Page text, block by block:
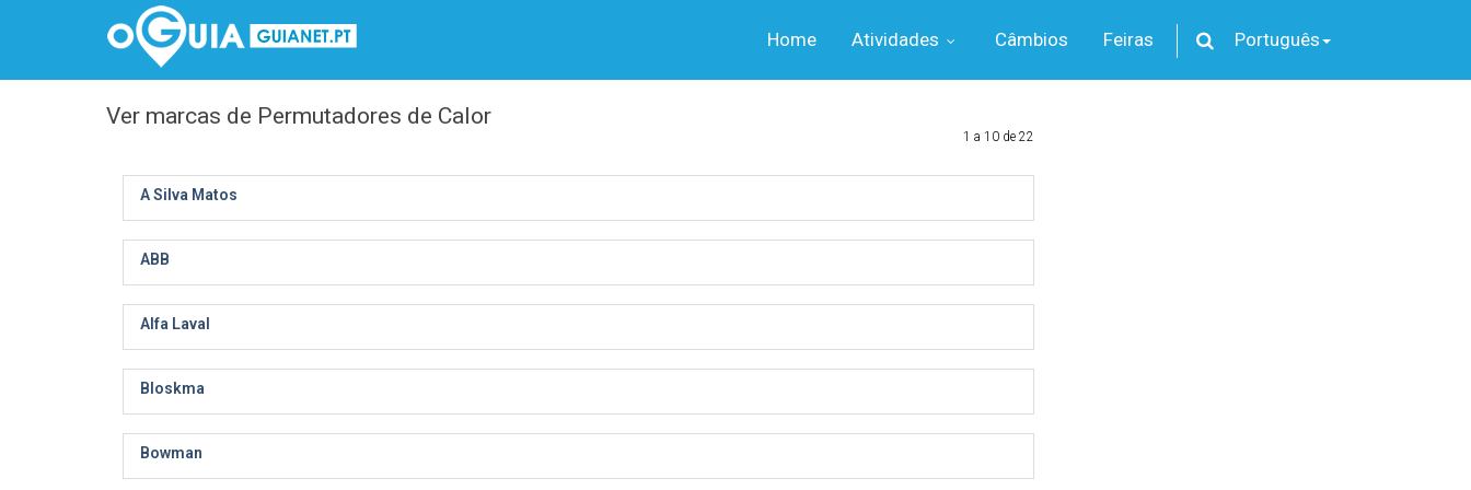
Home Atividades Câmbios Feiras Português
Ver marcas de Permutadores de Calor
1 a 10 de 22
A Silva Matos
ABB
Alfa Laval
Bloskma
Bowman